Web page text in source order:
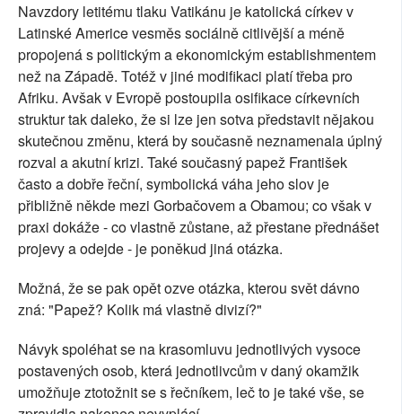
Navzdory letitému tlaku Vatikánu je katolická církev v
Latinské Americe vesměs sociálně citlivější a méně
propojená s politickým a ekonomickým establishmentem
než na Západě. Totéž v jiné modifikaci platí třeba pro
Afriku. Avšak v Evropě postoupila osifikace církevních
struktur tak daleko, že si lze jen sotva představit nějakou
skutečnou změnu, která by současně neznamenala úplný
rozval a akutní krizi. Také současný papež František
často a dobře řeční, symbolická váha jeho slov je
přibližně někde mezi Gorbačovem a Obamou; co však v
praxi dokáže - co vlastně zůstane, až přestane přednášet
projevy a odejde - je poněkud jiná otázka.
Možná, že se pak opět ozve otázka, kterou svět dávno
zná: "Papež? Kolik má vlastně divizí?"
Návyk spoléhat se na krasomluvu jednotlivých vysoce
postavených osob, která jednotlivcům v daný okamžik
umožňuje ztotožnit se s řečníkem, leč to je také vše, se